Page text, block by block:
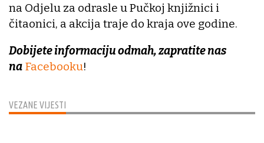
VEZANE VIJESTI
na Odjelu za odrasle u Pučkoj knjižnici i
čitaonici, a akcija traje do kraja ove godine.
Dobijete informaciju odmah, zapratite nas
na Facebooku!